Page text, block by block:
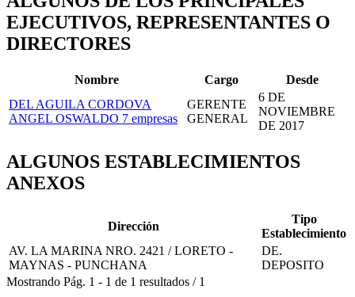
EJECUTIVOS, REPRESENTANTES O
DIRECTORES
Nombre Cargo
Desde
DEL AGUILA CORDOVA
ANGEL OSWALDO 7 empresas
GERENTE
GENERAL
6 DE
NOVIEMBRE
DE 2017
ALGUNOS ESTABLECIMIENTOS
ANEXOS
Dirección
Tipo
Establecimiento
AV. LA MARINA NRO. 2421 / LORETO -
MAYNAS - PUNCHANA
DE.
DEPOSITO
Mostrando Pág. 1 - 1 de 1 resultados / 1